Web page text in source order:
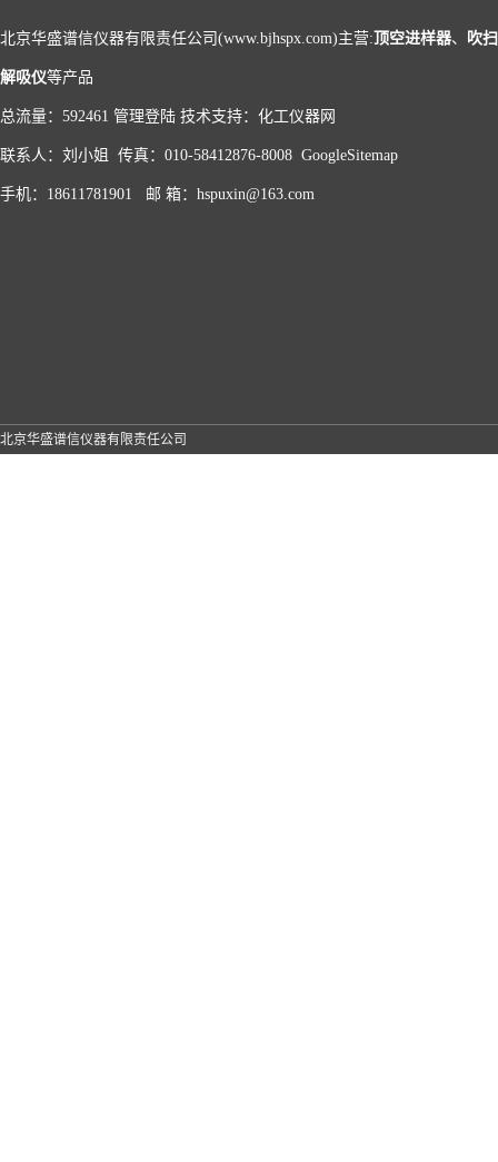
北京华盛谱信仪器有限责任公司(www.bjhspx.com)主营:顶空进样器、 吹
解吸仪等产品
总流量：592461 管理登陆 技术支持： 化工仪器网
联系人：刘小姐 传真：010-58412876-8008 GoogleSitemap
手机：18611781901 邮 箱：hspuxin@163.com
北京华盛谱信仪器有限责任公司